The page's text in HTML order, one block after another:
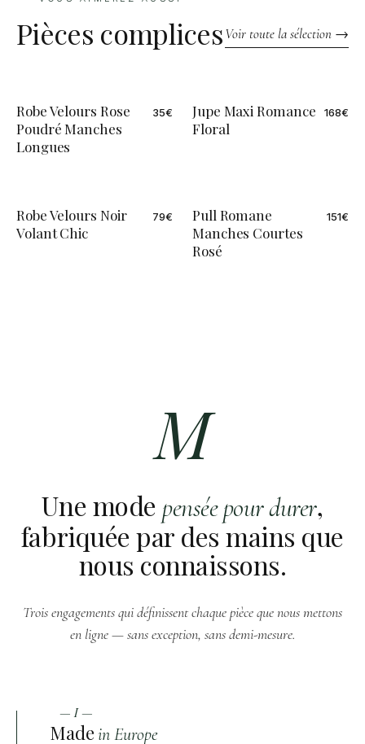
Pièces complicesVoir toute la sélection →
Robe Velours Rose
Poudré Manches
Longues
35€
Jupe Maxi Romance
Floral
168€
ÉDITION LIMITÉE
Robe Velours Noir
Volant Chic
79€
Pull Romane
Manches Courtes
Rosé
151€
M
Une mode pensée pour durer,
fabriquée par des mains que
nous connaissons.
Trois engagements qui définissent chaque pièce que nous mettons
en ligne — sans exception, sans demi-mesure.
— I —
Madein Europe